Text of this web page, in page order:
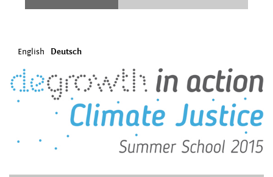
English Deutsch